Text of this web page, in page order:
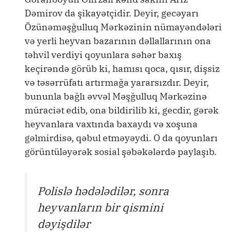
Dəmirov da şikayətçidir. Deyir, gecəyarı
Özünəməşğulluq Mərkəzinin nümayəndələri
və yerli heyvan bazarının dəllallarının ona
təhvil verdiyi qoyunlara səhər baxış
keçirəndə görüb ki, hamısı qoca, qısır, dişsiz
və təsərrüfatı artırmağa yararsızdır. Deyir,
bununla bağlı əvvəl Məşğulluq Mərkəzinə
müraciət edib, ona bildirilib ki, gecdir, gərək
heyvanlara vaxtında baxaydı və xoşuna
gəlmirdisə, qəbul etməyəydi. O da qoyunları
görüntüləyərək sosial şəbəkələrdə paylaşıb.
Polislə hədələdilər, sonra
heyvanların bir qismini
dəyişdilər